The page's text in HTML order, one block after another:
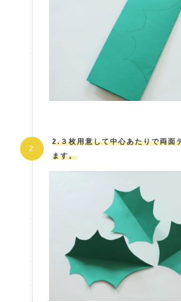
2.３枚用意して中心あたりで両面
ます。